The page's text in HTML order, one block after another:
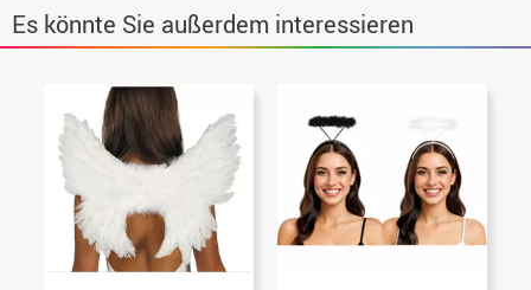
Es könnte Sie außerdem interessieren